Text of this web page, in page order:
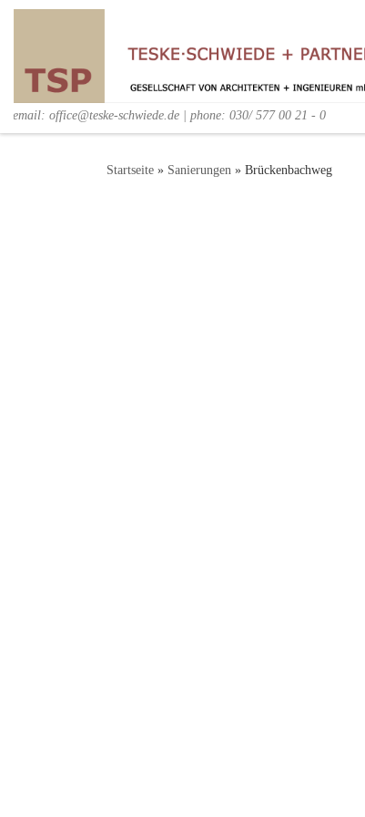
email: office@teske-schwiede.de | phone: 030/ 577 00 21 - 0
Startseite » Sanierungen » Brückenbachweg